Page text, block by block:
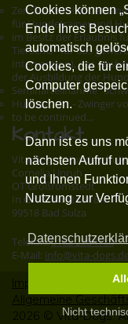
Cookies können
Ende Ihres
automatisch
Cookies, die für
Computer
löschen.
Dann ist es uns
nächsten Aufruf
und Ihnen
Nutzung zur
Nicht
Zertifizierte
für Hundetrainer und
im Besitz der Erlaubnis
TierSchG - für das
Intervention), das
der Ausbildung der
Seminarteilnahme
Hundezucht - Zwinger
to be continued...
Kontakt
Vita-Dogs -
Cornelia Unruh
OT Großromstedt
In Großromstedt 8A
99518 Bad Sulza
Telefon:0162 2684188
E-Mail: info@vita-
Impressum
Allgemeine
2026 © Vita-Dogs.